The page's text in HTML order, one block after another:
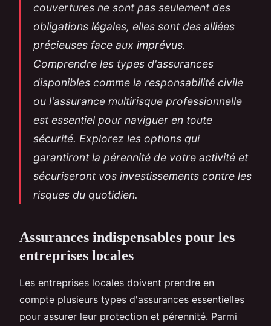
couvertures ne sont pas seulement des
obligations légales, elles sont des alliées
précieuses face aux imprévus.
Comprendre les types d'assurances
disponibles comme la responsabilité civile
ou l'assurance multirisque professionnelle
est essentiel pour naviguer en toute
sécurité. Explorez les options qui
garantiront la pérennité de votre activité et
sécuriseront vos investissements contre les
risques du quotidien.
Assurances indispensables pour les
entreprises locales
Les entreprises locales doivent prendre en
compte plusieurs types d'assurances essentielles
pour assurer leur protection et pérennité. Parmi